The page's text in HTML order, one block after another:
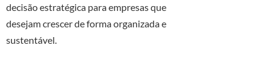
decisão estratégica para empresas que
desejam crescer de forma organizada e
sustentável.